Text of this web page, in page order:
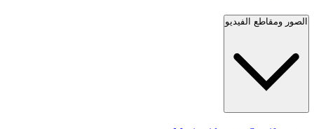
الصور ومقاطع الفيديو